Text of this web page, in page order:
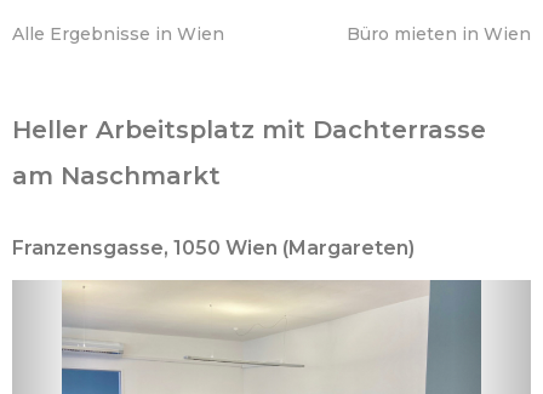
Alle Ergebnisse in Wien Büro mieten in Wien
Heller Arbeitsplatz mit Dachterrasse
am Naschmarkt
Franzensgasse, 1050 Wien (Margareten)